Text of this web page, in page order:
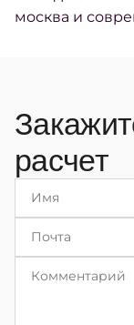
москва и
расчет